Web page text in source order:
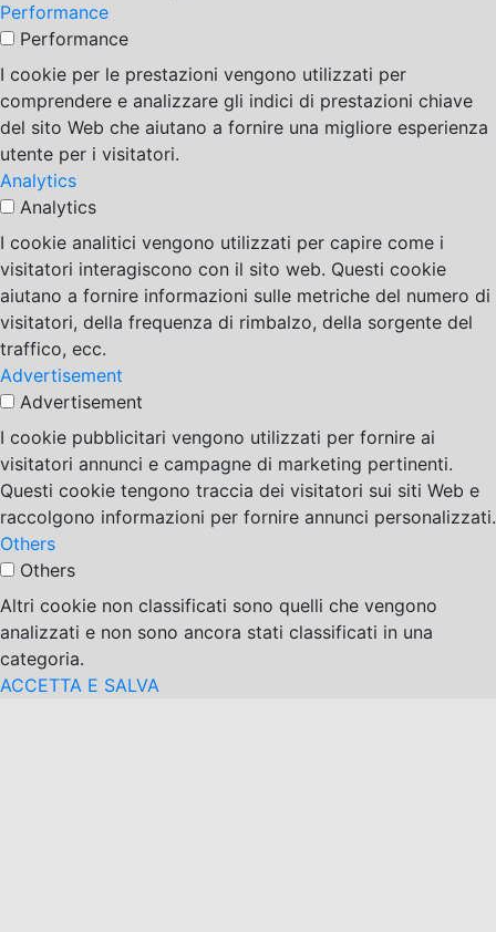
Performance
Performance
I cookie per le prestazioni vengono utilizzati per
comprendere e analizzare gli indici di prestazioni chiave
del sito Web che aiutano a fornire una migliore esperienza
utente per i visitatori.
Analytics
Analytics
I cookie analitici vengono utilizzati per capire come i
visitatori interagiscono con il sito web. Questi cookie
aiutano a fornire informazioni sulle metriche del numero di
visitatori, della frequenza di rimbalzo, della sorgente del
traffico, ecc.
Advertisement
Advertisement
I cookie pubblicitari vengono utilizzati per fornire ai
visitatori annunci e campagne di marketing pertinenti.
Questi cookie tengono traccia dei visitatori sui siti Web e
raccolgono informazioni per fornire annunci personalizzati.
Others
Others
Altri cookie non classificati sono quelli che vengono
analizzati e non sono ancora stati classificati in una
categoria.
ACCETTA E SALVA